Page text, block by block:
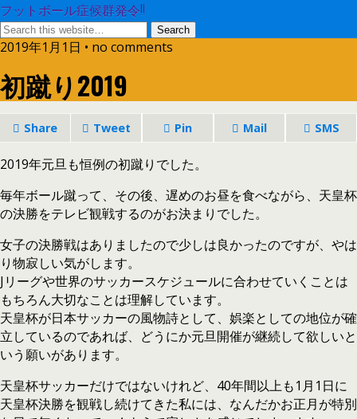
フットボール症候群発令!!
2019年1月1日 • no comments
初蹴り2019
Share Tweet Pin Mail SMS
2019年元旦も恒例の初蹴りでした。
毎年ボール蹴って、その後、遅めのお昼を食べながら、天皇杯
の決勝をテレビ観戦するのがお決まりでした。
女子の決勝戦はありましたので少しは良かったのですが、やは
り物寂しい気がします。
Jリーグや世界のサッカースケジュールに合わせていくことは
もちろん大切なことは理解しています。
天皇杯が日本サッカーの風物詩として、娯楽としての地位が確
立しているのであれば、どうにか元旦開催が継続して欲しいと
いう願いがあります。
天皇杯サッカーだけではないけれど、40年間以上も1月1日に
天皇杯決勝を観戦し続けてきた私には、なんだかお正月が特別